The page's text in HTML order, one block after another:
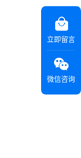
立即留言
微信咨询